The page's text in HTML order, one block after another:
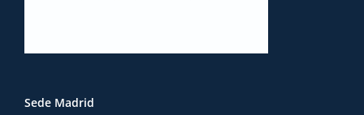
Sede Madrid